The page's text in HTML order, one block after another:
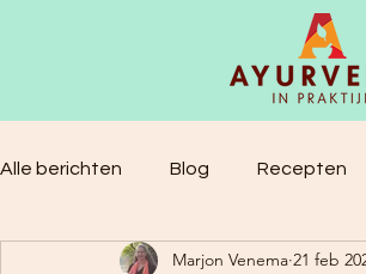
Alle berichten Blog Recepten
Marjon Venema 21 feb